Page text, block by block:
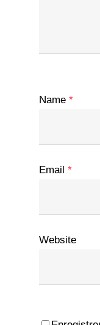
Name *
Email *
Website